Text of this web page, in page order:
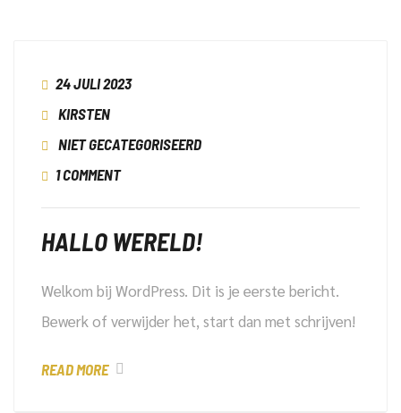
24 JULI 2023
KIRSTEN
NIET GECATEGORISEERD
1 COMMENT
HALLO WERELD!
Welkom bij WordPress. Dit is je eerste bericht.
Bewerk of verwijder het, start dan met schrijven!
READ MORE